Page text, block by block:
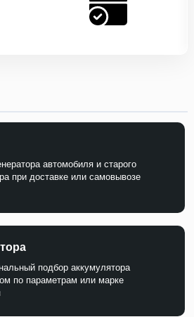
автомобиля и старого
при доставке или самовывозе
подбор аккумулятора
по параметрам или марке